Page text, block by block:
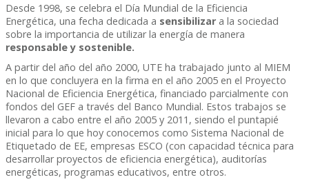
Desde 1998, se celebra el Día Mundial de la Eficiencia
Energética, una fecha dedicada a sensibilizar a la sociedad
sobre la importancia de utilizar la energía de manera
responsable y sostenible.
A partir del año del año 2000, UTE ha trabajado junto al MIEM
en lo que concluyera en la firma en el año 2005 en el Proyecto
Nacional de Eficiencia Energética, financiado parcialmente con
fondos del GEF a través del Banco Mundial. Estos trabajos se
llevaron a cabo entre el año 2005 y 2011, siendo el puntapié
inicial para lo que hoy conocemos como Sistema Nacional de
Etiquetado de EE, empresas ESCO (con capacidad técnica para
desarrollar proyectos de eficiencia energética), auditorías
energéticas, programas educativos, entre otros.